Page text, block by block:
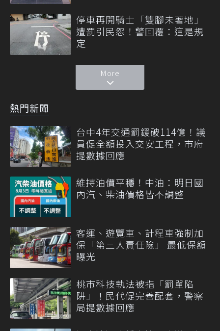
停車再開騎士「雙腳未著地」
遭罰引民怨！警回覆：這是規
定
More
熱門新聞
台中4年交通罰鍰破114億！議
員促全額投入交安工程，市府
提數據回應
維持油價平穩！中油：明日國
內汽、柴油價格皆不調整
客運、遊覽車、計程車強制加
保「第三人責任險」 最低保額
曝光
桃市科技執法被指「罰單陷
阱」！民代促完善配套，警察
局提數據回應